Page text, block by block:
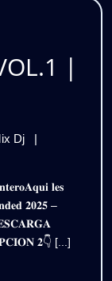
|
Dj
ELECTRO
2K25
–
VOL.1
|
|
𝟐𝟎𝟐𝟓 –
𝟐👇 [...]